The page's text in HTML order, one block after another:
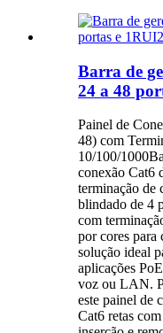
Barra de
24 a 48
Painel de
48) com
10/100/
conexão Cat6
terminação de
blindado de 4
com
por cores para
solução ideal
aplicações
voz ou LAN.
este painel de
Cat6 retas